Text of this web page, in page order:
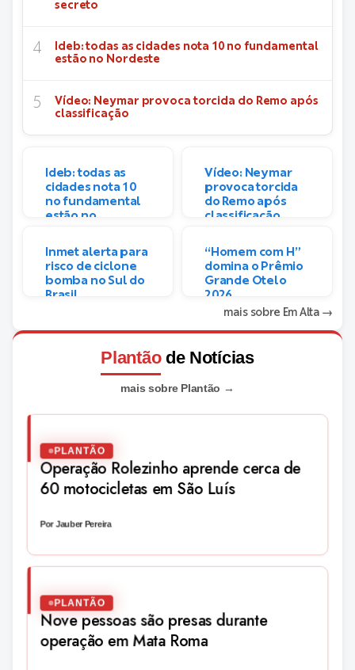
secreto
Ideb: todas as cidades nota 10 no fundamental
estão no Nordeste
Vídeo: Neymar provoca torcida do Remo após
classificação
Ideb: todas as
cidades nota 10
no fundamental
estão no
Vídeo: Neymar
provoca torcida
do Remo após
classificação
Inmet alerta para
risco de ciclone
bomba no Sul do
Brasil
“Homem com H”
domina o Prêmio
Grande Otelo
2026
mais sobre Em Alta →
Plantãode Notícias
mais sobre Plantão →
PLANTÃO
Operação Rolezinho aprende cerca de
60 motocicletas em São Luís
Por Jauber Pereira
PLANTÃO
Nove pessoas são presas durante
operação em Mata Roma